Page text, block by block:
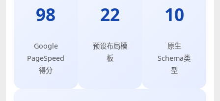
98
Google
PageSpeed
得分
22
预设布局模
板
10
原生
Schema类
型